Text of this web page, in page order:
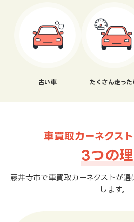
古い車 たくさん走った
車買取カーネクス
3つの
藤井寺市で車買取カーネクストが
します。